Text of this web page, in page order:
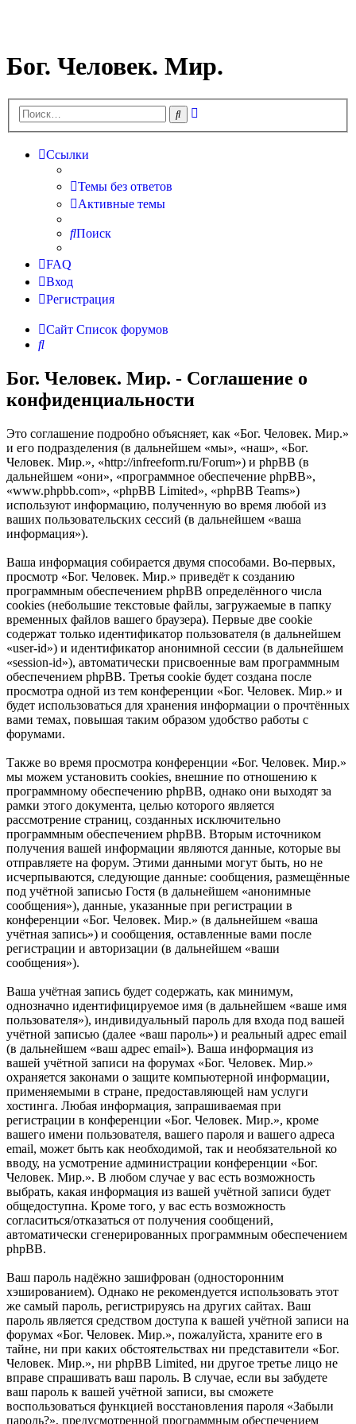
Бог. Человек. Мир.
Поиск
Ссылки
Темы без ответов
Активные темы
Поиск
FAQ
Вход
Регистрация
Сайт Список форумов
Поиск
Бог. Человек. Мир. - Соглашение о
конфиденциальности
Это соглашение подробно объясняет, как «Бог. Человек. Мир.»
и его подразделения (в дальнейшем «мы», «наш», «Бог.
Человек. Мир.», «http://infreeform.ru/Forum») и phpBB (в
дальнейшем «они», «программное обеспечение phpBB»,
«www.phpbb.com», «phpBB Limited», «phpBB Teams»)
используют информацию, полученную во время любой из
ваших пользовательских сессий (в дальнейшем «ваша
информация»).
Ваша информация собирается двумя способами. Во-первых,
просмотр «Бог. Человек. Мир.» приведёт к созданию
программным обеспечением phpBB определённого числа
cookies (небольшие текстовые файлы, загружаемые в папку
временных файлов вашего браузера). Первые две cookie
содержат только идентификатор пользователя (в дальнейшем
«user-id») и идентификатор анонимной сессии (в дальнейшем
«session-id»), автоматически присвоенные вам программным
обеспечением phpBB. Третья cookie будет создана после
просмотра одной из тем конференции «Бог. Человек. Мир.» и
будет использоваться для хранения информации о прочтённых
вами темах, повышая таким образом удобство работы с
форумами.
Также во время просмотра конференции «Бог. Человек. Мир.»
мы можем установить cookies, внешние по отношению к
программному обеспечению phpBB, однако они выходят за
рамки этого документа, целью которого является
рассмотрение страниц, созданных исключительно
программным обеспечением phpBB. Вторым источником
получения вашей информации являются данные, которые вы
отправляете на форум. Этими данными могут быть, но не
исчерпываются, следующие данные: сообщения, размещённые
под учётной записью Гостя (в дальнейшем «анонимные
сообщения»), данные, указанные при регистрации в
конференции «Бог. Человек. Мир.» (в дальнейшем «ваша
учётная запись») и сообщения, оставленные вами после
регистрации и авторизации (в дальнейшем «ваши
сообщения»).
Ваша учётная запись будет содержать, как минимум,
однозначно идентифицируемое имя (в дальнейшем «ваше имя
пользователя»), индивидуальный пароль для входа под вашей
учётной записью (далее «ваш пароль») и реальный адрес email
(в дальнейшем «ваш адрес email»). Ваша информация из
вашей учётной записи на форумах «Бог. Человек. Мир.»
охраняется законами о защите компьютерной информации,
применяемыми в стране, предоставляющей нам услуги
хостинга. Любая информация, запрашиваемая при
регистрации в конференции «Бог. Человек. Мир.», кроме
вашего имени пользователя, вашего пароля и вашего адреса
email, может быть как необходимой, так и необязательной ко
вводу, на усмотрение администрации конференции «Бог.
Человек. Мир.». В любом случае у вас есть возможность
выбрать, какая информация из вашей учётной записи будет
общедоступна. Кроме того, у вас есть возможность
согласиться/отказаться от получения сообщений,
автоматически сгенерированных программным обеспечением
phpBB.
Ваш пароль надёжно зашифрован (односторонним
хэшированием). Однако не рекомендуется использовать этот
же самый пароль, регистрируясь на других сайтах. Ваш
пароль является средством доступа к вашей учётной записи на
форумах «Бог. Человек. Мир.», пожалуйста, храните его в
тайне, ни при каких обстоятельствах ни представители «Бог.
Человек. Мир.», ни phpBB Limited, ни другое третье лицо не
вправе спрашивать ваш пароль. В случае, если вы забудете
ваш пароль к вашей учётной записи, вы сможете
воспользоваться функцией восстановления пароля «Забыли
пароль?», предусмотренной программным обеспечением